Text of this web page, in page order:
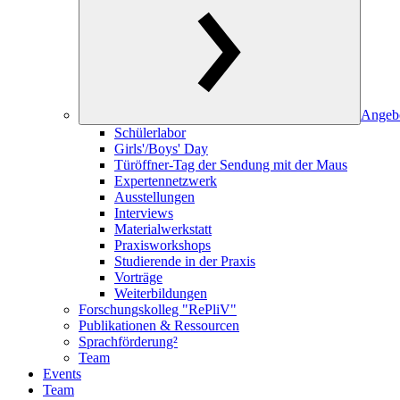
Schülerlabor
Girls'/Boys' Day
Türöffner-Tag der Sendung mit der Maus
Expertennetzwerk
Ausstellungen
Interviews
Materialwerkstatt
Praxisworkshops
Studierende in der Praxis
Vorträge
Weiterbildungen
Forschungskolleg "RePliV"
Publikationen & Ressourcen
Sprachförderung²
Team
Events
Team